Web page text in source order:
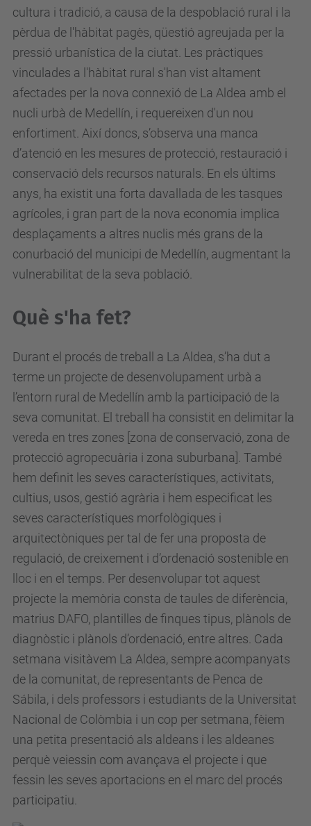
cultura i tradició, a causa de la despoblació rural i la
pèrdua de l'hàbitat pagès, qüestió agreujada per la
pressió urbanística de la ciutat. Les pràctiques
vinculades a l'hàbitat rural s'han vist altament
afectades per la nova connexió de La Aldea amb el
nucli urbà de Medellín, i requereixen d'un nou
enfortiment. Així doncs, s’observa una manca
d’atenció en les mesures de protecció, restauració i
conservació dels recursos naturals. En els últims
anys, ha existit una forta davallada de les tasques
agrícoles, i gran part de la nova economia implica
desplaçaments a altres nuclis més grans de la
conurbació del municipi de Medellín, augmentant la
vulnerabilitat de la seva població.
Què s'ha fet?
Durant el procés de treball a La Aldea, s’ha dut a
terme un projecte de desenvolupament urbà a
l’entorn rural de Medellín amb la participació de la
seva comunitat. El treball ha consistit en delimitar la
vereda en tres zones [zona de conservació, zona de
protecció agropecuària i zona suburbana]. També
hem definit les seves característiques, activitats,
cultius, usos, gestió agrària i hem especificat les
seves característiques morfològiques i
arquitectòniques per tal de fer una proposta de
regulació, de creixement i d’ordenació sostenible en
lloc i en el temps. Per desenvolupar tot aquest
projecte la memòria consta de taules de diferència,
matrius DAFO, plantilles de finques tipus, plànols de
diagnòstic i plànols d’ordenació, entre altres. Cada
setmana visitàvem La Aldea, sempre acompanyats
de la comunitat, de representants de Penca de
Sábila, i dels professors i estudiants de la Universitat
Nacional de Colòmbia i un cop per setmana, fèiem
una petita presentació als aldeans i les aldeanes
perquè veiessin com avançava el projecte i que
fessin les seves aportacions en el marc del procés
participatiu.